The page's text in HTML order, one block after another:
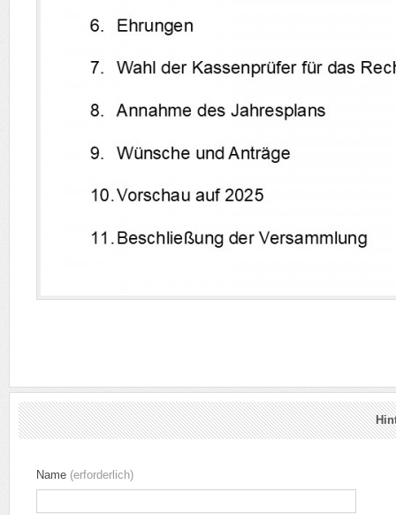
Name (erforderlich)